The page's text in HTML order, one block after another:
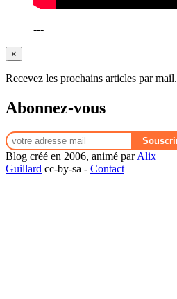
---
×
Recevez les prochains articles par mail.
Abonnez-vous
Blog créé en 2006, animé parAlix
Guillard cc-by-sa - Contact